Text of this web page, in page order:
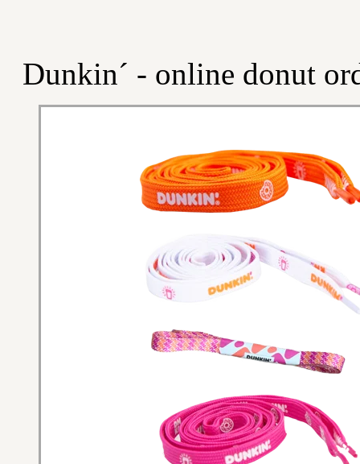
Dunkin´ - online donut